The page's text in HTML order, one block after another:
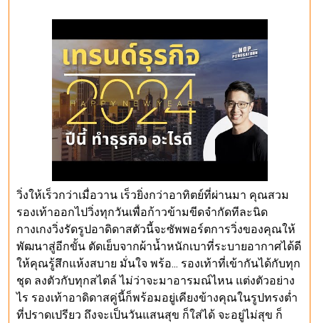
วิ่งให้เร็วกว่าเมื่อวาน เร็วยิ่งกว่าอาทิตย์ที่ผ่านมา คุณสวม
รองเท้าออกไปวิ่งทุกวันเพื่อก้าวข้ามขีดจำกัดทีละนิด
กางเกงวิ่งรัดรูปอาดิดาสตัวนี้จะซัพพอร์ตการวิ่งของคุณให้
พัฒนาสู่อีกขั้น ตัดเย็บจากผ้าน้ำหนักเบาที่ระบายอากาศได้ดี
ให้คุณรู้สึกแห้งสบาย มั่นใจ พร้อ… รองเท้าที่เข้ากันได้กับทุก
ชุด ลงตัวกับทุกสไตล์ ไม่ว่าจะมาอารมณ์ไหน แต่งตัวอย่าง
ไร รองเท้าอาดิดาสคู่นี้ก็พร้อมอยู่เคียงข้างคุณในรูปทรงต่ำ
ที่ปราดเปรียว ถึงจะเป็นวันแสนสุข ก็ใส่ได้ จะอยู่ไม่สุข ก็